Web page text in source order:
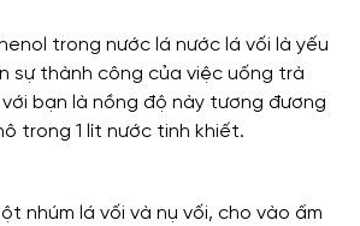
trong nước lá nước lá vối là yếu
sự thành công của việc uống trà
bạn là nồng độ này tương đương
trong 1 lít nước tinh khiết.
nhúm lá vối và nụ vối, cho vào ấm